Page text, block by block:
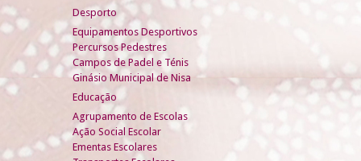
Desporto
Equipamentos Desportivos
Percursos Pedestres
Campos de Padel e Ténis
Ginásio Municipal de Nisa
Educação
Agrupamento de Escolas
Ação Social Escolar
Ementas Escolares